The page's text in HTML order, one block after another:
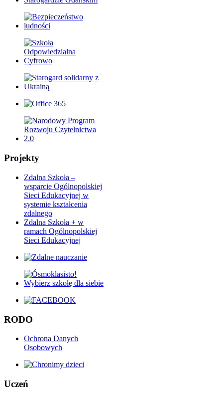
Projekty
Zdalna Szkoła –
wsparcie Ogólnopolskiej
Sieci Edukacyjnej w
systemie kształcenia
zdalnego
Zdalna Szkoła + w
ramach Ogólnopolskiej
Sieci Edukacyjnej
RODO
Ochrona Danych
Osobowych
Uczeń